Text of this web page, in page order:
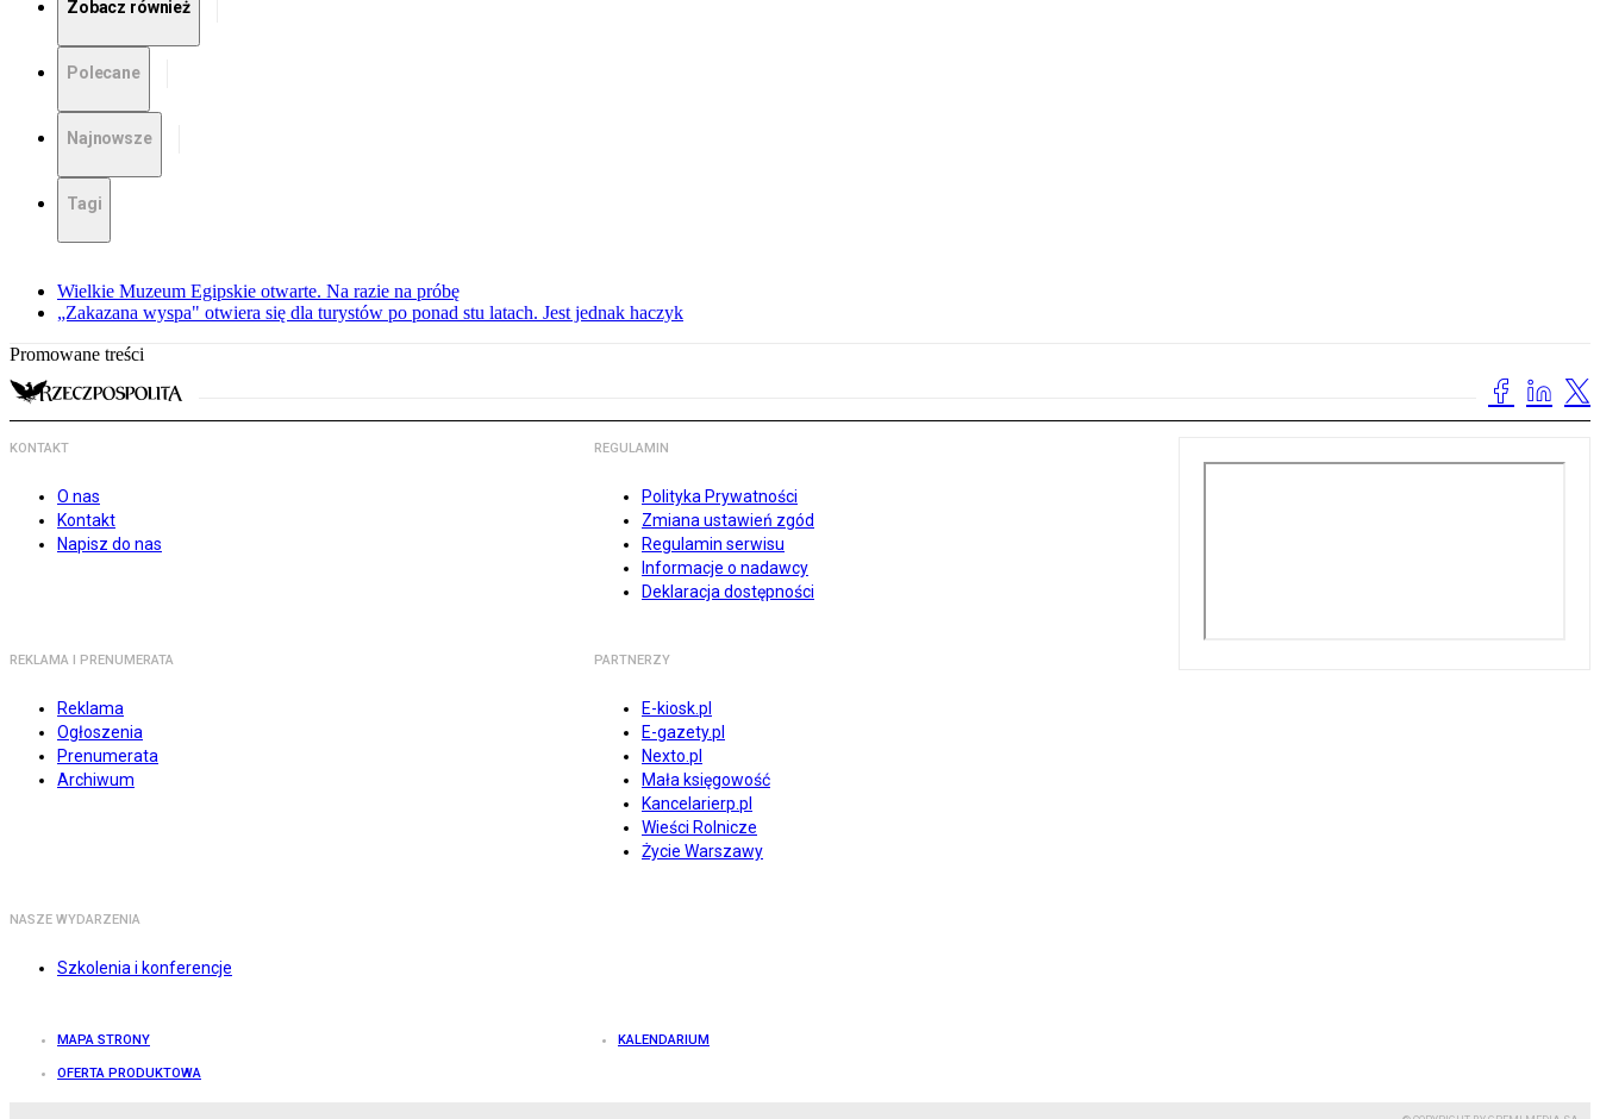
Zobacz również
Polecane
Najnowsze
Tagi
Wielkie Muzeum Egipskie otwarte. Na razie na próbę
„Zakazana wyspa" otwiera się dla turystów po ponad stu latach. Jest jednak haczyk
Promowane treści
KONTAKT
O nas
Kontakt
Napisz do nas
REGULAMIN
Polityka Prywatności
Zmiana ustawień zgód
Regulamin serwisu
Informacje o nadawcy
Deklaracja dostępności
REKLAMA I PRENUMERATA
Reklama
Ogłoszenia
Prenumerata
Archiwum
PARTNERZY
E-kiosk.pl
E-gazety.pl
Nexto.pl
Mała księgowość
Kancelarierp.pl
Wieści Rolnicze
Życie Warszawy
NASZE WYDARZENIA
Szkolenia i konferencje
MAPA STRONY KALENDARIUM
OFERTA PRODUKTOWA